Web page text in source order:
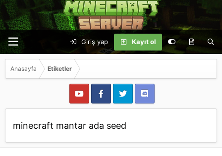
Giriş yap Kayıt ol
Anasayfa Etiketler
minecraft mantar ada seed